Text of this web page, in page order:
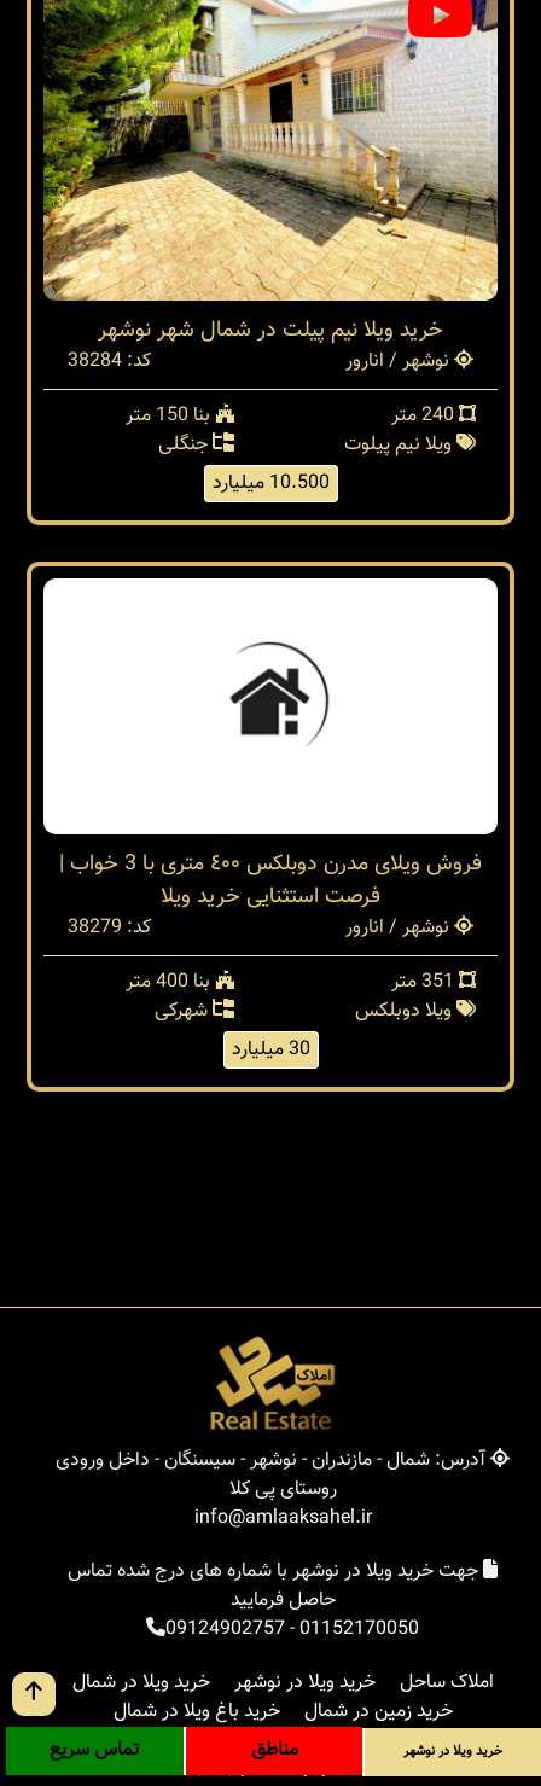
خرید ویلا نیم پیلت در شمال شهر نوشهر
نوشهر / انارور
کد: 38284
بنا 150 متر
ویلا نیم پیلوت
جنگلی
10.500 میلیارد
فروش ویلای مدرن دوبلکس ٤٠٠ متری با 3 خواب |
فرصت استثنایی خرید ویلا
نوشهر / انارور
کد: 38279
بنا 400 متر
ویلا دوبلکس
شهرکی
30 میلیارد
آدرس: شمال - مازندران - نوشهر - سیسنگان - داخل ورودی
روستای پی کلا
info@amlaaksahel.ir
جهت خرید ویلا در نوشهر با شماره های درج شده تماس
حاصل فرمایید
01152170050
-
09124902757
املاک ساحل
خرید ویلا در نوشهر
خرید ویلا در شمال
خرید زمین در شمال
خرید باغ ویلا در شمال
خرید آپارتمان در شمال
مناطق
جستجوی پیشرفته
ورود
درباره ما ارتباط با ما
خرید ویلا در نوشهر مناطق تماس سریع